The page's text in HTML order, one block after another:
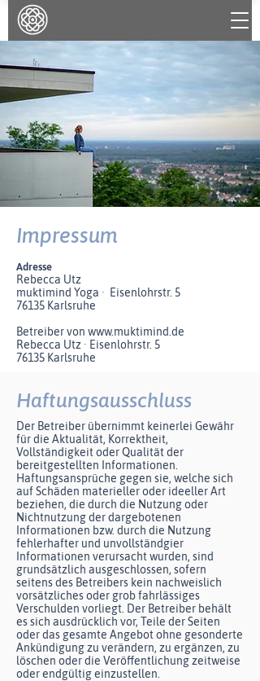
Impressum
Adresse
Rebecca Utz
muktimind Yoga · Eisenlohrstr. 5
76135 Karlsruhe
Betreiber von www.muktimind.de
Rebecca Utz · Eisenlohrstr. 5
76135 Karlsruhe
Haftungsausschluss
Der Betreiber übernimmt keinerlei Gewähr
für die Aktualität, Korrektheit,
Vollständigkeit oder Qualität der
bereitgestellten Informationen.
Haftungsansprüche gegen sie, welche sich
auf Schäden materieller oder ideeller Art
beziehen, die durch die Nutzung oder
Nichtnutzung der dargebotenen
Informationen bzw. durch die Nutzung
fehlerhafter und unvollständgier
Informationen verursacht wurden, sind
grundsätzlich ausgeschlossen, sofern
seitens des Betreibers kein nachweislich
vorsätzliches oder grob fahrlässiges
Verschulden vorliegt. Der Betreiber behält
es sich ausdrücklich vor, Teile der Seiten
oder das gesamte Angebot ohne gesonderte
Ankündigung zu verändern, zu ergänzen, zu
löschen oder die Veröffentlichung zeitweise
oder endgültig einzustellen.